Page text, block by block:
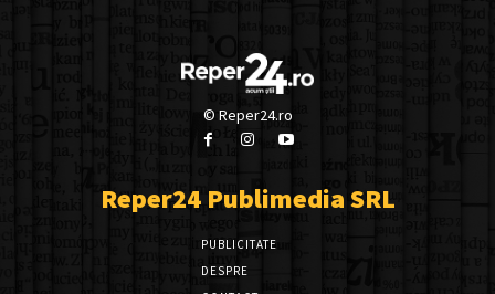
© Reper24.ro
Reper24 Publimedia SRL
PUBLICITATE
DESPRE